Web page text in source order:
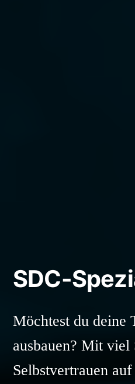
SDC-
Möchtest du deine
ausbauen? Mit viel
Selbstvertrauen